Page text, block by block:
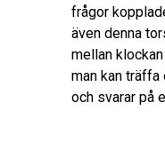
frågor
även denna
mellan
man kan träffa
och svarar på